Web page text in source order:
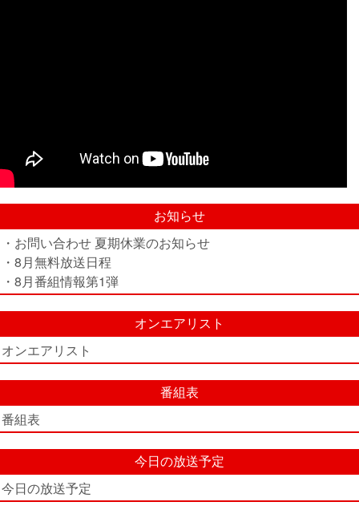
お知らせ
・お問い合わせ 夏期休業のお知らせ
・8月無料放送日程
・8月番組情報第1弾
オンエアリスト
オンエアリスト
番組表
番組表
今日の放送予定
今日の放送予定